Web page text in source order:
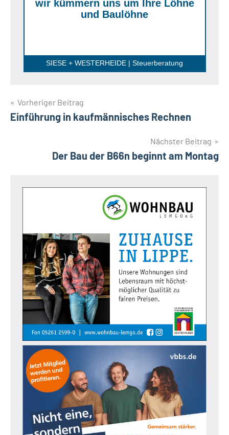
wir kümmern uns um Ihre Löhne
und Baulöhne
SIESE + WESTERHEIDE | Steuerberatung
Beitragsnavigation
Vorheriger Beitrag
Einführung in kaufmännisches Rechnen
Nächster Beitrag
Der Bau der B66n beginnt am Montag